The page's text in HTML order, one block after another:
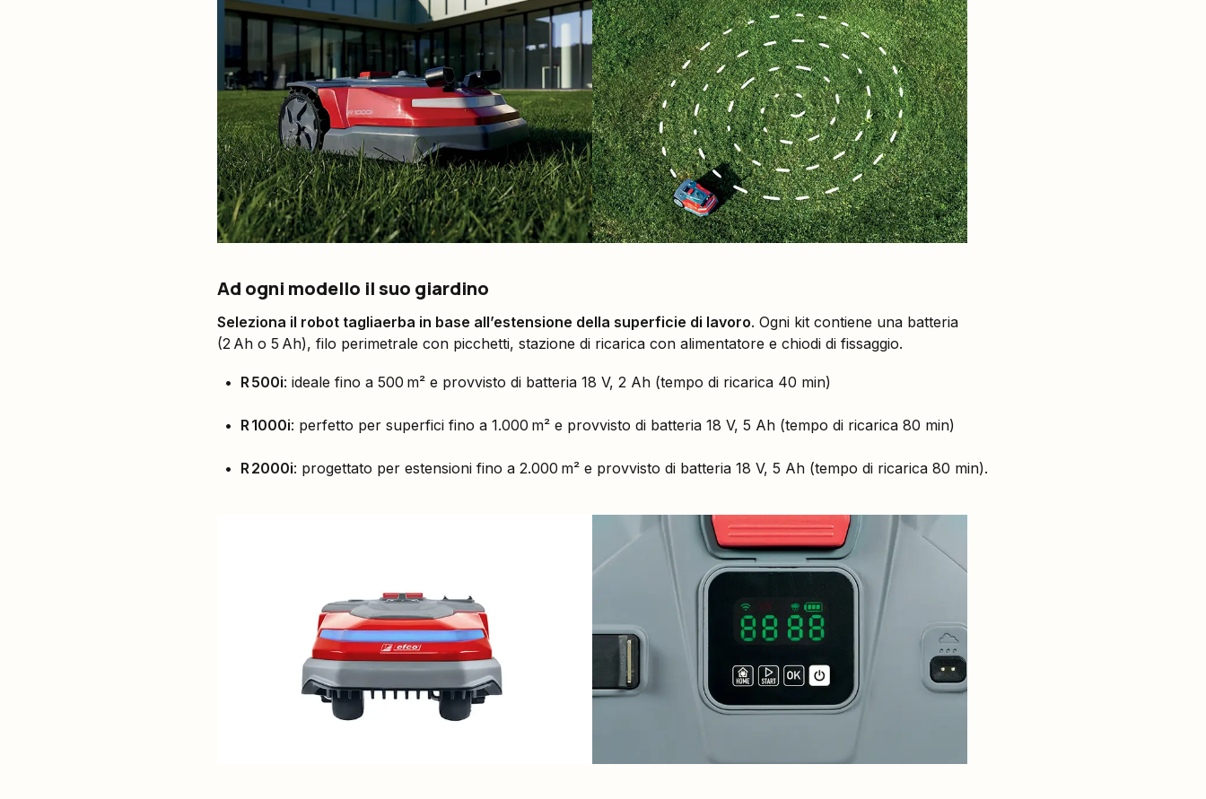
Ad ogni modello il suo giardino
Seleziona il robot tagliaerba in base all’estensione della superficie di lavoro. Ogni kit contiene una batteria
(2 Ah o 5 Ah), filo perimetrale con picchetti, stazione di ricarica con alimentatore e chiodi di fissaggio.
R 500i: ideale fino a 500 m² e provvisto di batteria 18 V, 2 Ah (tempo di ricarica 40 min)
R 1000i: perfetto per superfici fino a 1.000 m² e provvisto di batteria 18 V, 5 Ah (tempo di ricarica 80 min)
R 2000i: progettato per estensioni fino a 2.000 m² e provvisto di batteria 18 V, 5 Ah (tempo di ricarica 80 min).